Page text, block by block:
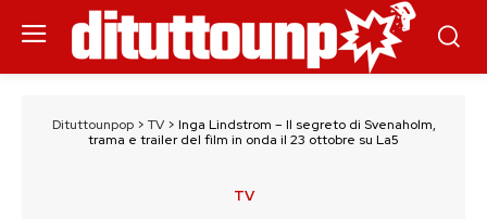
Dituttounpop> TV> Inga Lindstrom – Il segreto di Svenaholm,
trama e trailer del film in onda il 23 ottobre su La5
TV